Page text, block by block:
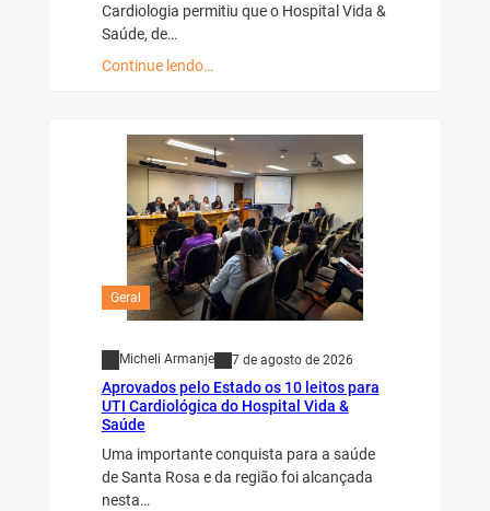
Cardiologia permitiu que o Hospital Vida &
Saúde, de…
Continue lendo…
Geral
Micheli Armanje 7 de agosto de 2026
Aprovados pelo Estado os 10 leitos para
UTI Cardiológica do Hospital Vida &
Saúde
Uma importante conquista para a saúde
de Santa Rosa e da região foi alcançada
nesta…